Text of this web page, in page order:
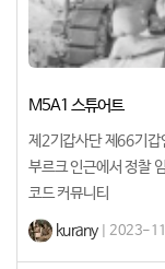
M5A1 스튜어트
제2기갑사단 제66기갑
부르크 인근에서 정찰
코드 커뮤니티
kurany| 2023-